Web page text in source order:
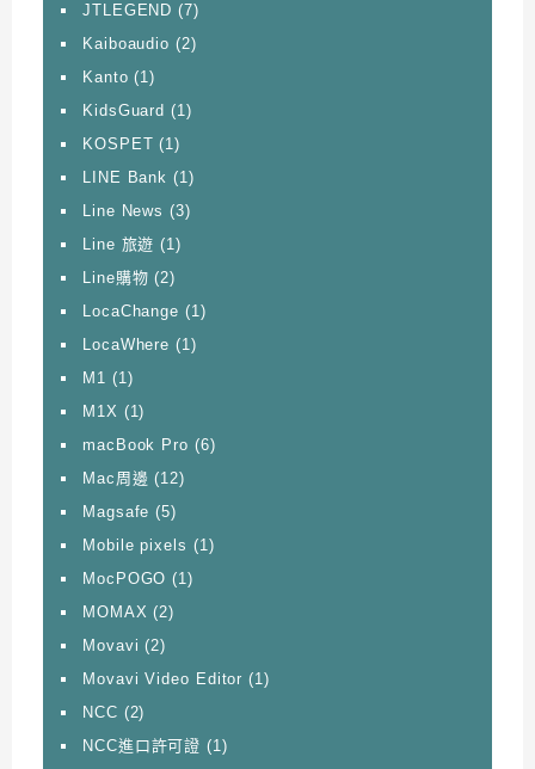
JTLEGEND (7)
Kaiboaudio (2)
Kanto (1)
KidsGuard (1)
KOSPET (1)
LINE Bank (1)
Line News (3)
Line 旅遊 (1)
Line購物 (2)
LocaChange (1)
LocaWhere (1)
M1 (1)
M1X (1)
macBook Pro (6)
Mac周邊 (12)
Magsafe (5)
Mobile pixels (1)
MocPOGO (1)
MOMAX (2)
Movavi (2)
Movavi Video Editor (1)
NCC (2)
NCC進口許可證 (1)